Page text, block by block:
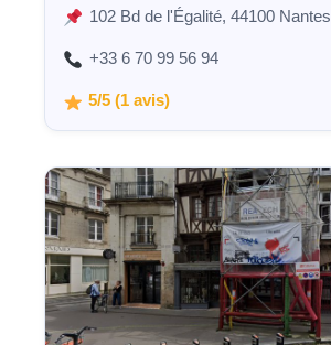
102 Bd de l'Égalité, 44100 Nantes
+33 6 70 99 56 94
5/5 (1 avis)